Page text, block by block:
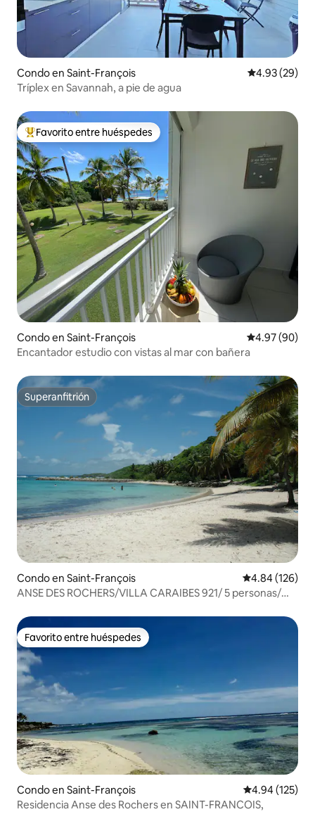
Condo en Saint-François Calificación
4.93 (29)
Tríplex en Savannah, a pie de agua
Favorito entre huéspedes preferido
Favorito entre huéspedes
Condo en Saint-François Calificación
4.97 (90)
Encantador estudio con vistas al mar con bañera
Superanfitrión
Superanfitrión
Condo en Saint-François Calificación
4.84 (126)
ANSE DES ROCHERS/VILLA CARAIBES 921/ 5 personas/
Favorito entre huéspedes
Favorito entre huéspedes
Condo en Saint-François Calificación
4.94 (125)
Residencia Anse des Rochers en SAINT-FRANCOIS,